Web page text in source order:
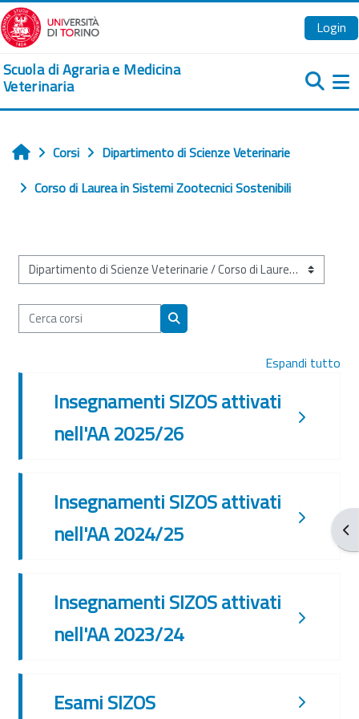
Vai al contenuto principale
Login
Scuola di Agraria e Medicina
Veterinaria
Home
Corsi
Dipartimento di Scienze Veterinarie
Corso di Laurea in Sistemi Zootecnici Sostenibili
Categorie di corso
Cerca corsi
Cerca corsi
Espandi tutto
Insegnamenti SIZOS attivati
nell'AA 2025/26
Insegnamenti SIZOS attivati
nell'AA 2024/25
Insegnamenti SIZOS attivati
nell'AA 2023/24
Esami SIZOS